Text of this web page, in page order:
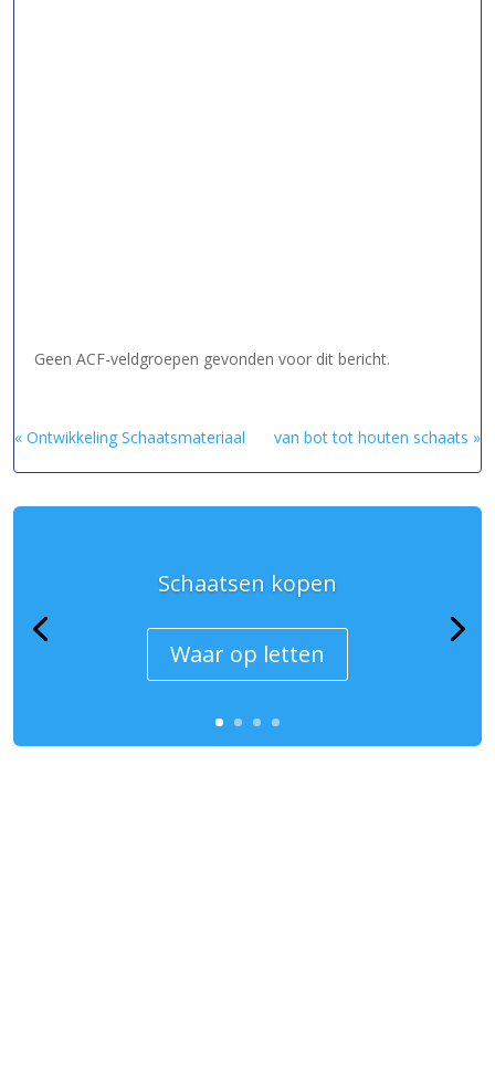
Geen ACF-veldgroepen gevonden voor dit bericht.
« Ontwikkeling Schaatsmateriaal van bot tot houten schaats »
Schaatsen kopen
Waar op letten